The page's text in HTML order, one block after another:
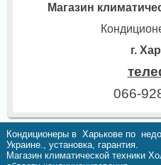
Магазин
г.
066-
Кондиционеры в Харькове по
Украине., установка, гарантия.
Магазин климатической техники